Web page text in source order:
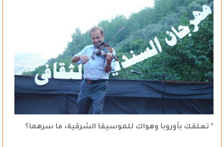
* تعلقك بأوروبا وهواك للموسيقا الشرقية، ما سرهما؟